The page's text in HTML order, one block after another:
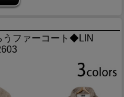
うファーコート◆LIN